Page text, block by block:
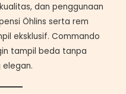
dan penggunaan
Öhlins serta rem
eksklusif. Commando
tampil beda tanpa
elegan.